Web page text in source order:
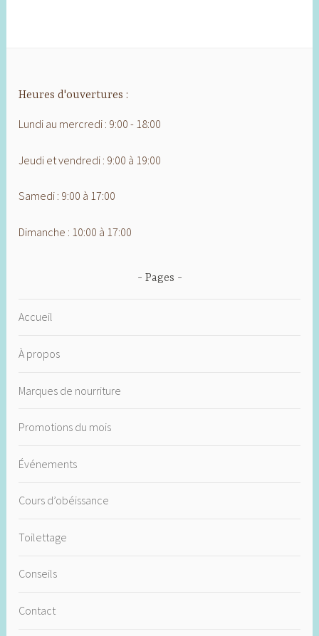
Heures d'ouvertures :
Lundi au mercredi : 9:00 - 18:00
Jeudi et vendredi : 9:00 à 19:00
Samedi : 9:00 à 17:00
Dimanche : 10:00 à 17:00
Pages
Accueil
À propos
Marques de nourriture
Promotions du mois
Événements
Cours d’obéissance
Toilettage
Conseils
Contact